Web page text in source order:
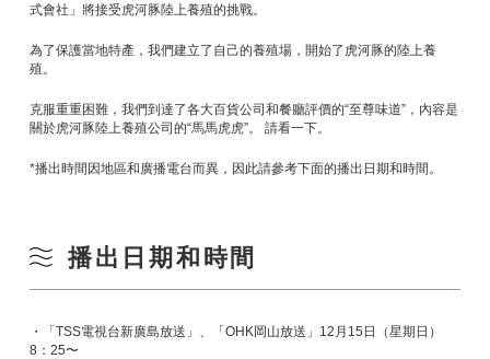
式會社」將接受虎河豚陸上養殖的挑戰。
為了保護當地特產，我們建立了自己的養殖場，開始了虎河豚的陸上養
殖。
克服重重困難，我們到達了各大百貨公司和餐廳評價的“至尊味道”，內容是
關於虎河豚陸上養殖公司的“馬馬虎虎”。 請看一下。
*播出時間因地區和廣播電台而異，因此請參考下面的播出日期和時間。
播出日期和時間
・「TSS電視台新廣島放送」、「OHK岡山放送」12月15日（星期日）
8：25〜